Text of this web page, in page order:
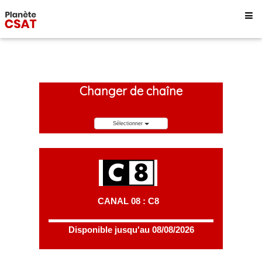
Changer de chaîne
Sélectionner
CANAL 08 : C8
Disponible jusqu'au 08/08/2026